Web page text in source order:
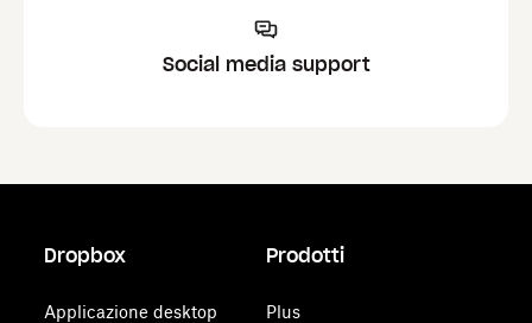
Social media support
Dropbox
Applicazione desktop
Prodotti
Plus